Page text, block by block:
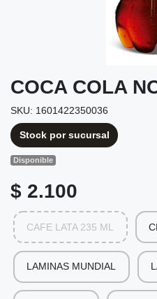
COCA COLA
SKU: 1601422350036
Stock por sucursal
Disponible
$ 2.100
CAFE LATA 235 ML
LAMINAS MUNDIAL